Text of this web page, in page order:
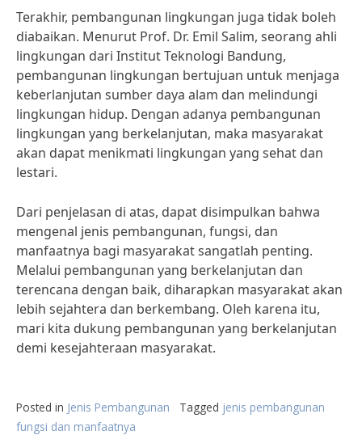
Terakhir, pembangunan lingkungan juga tidak boleh
diabaikan. Menurut Prof. Dr. Emil Salim, seorang ahli
lingkungan dari Institut Teknologi Bandung,
pembangunan lingkungan bertujuan untuk menjaga
keberlanjutan sumber daya alam dan melindungi
lingkungan hidup. Dengan adanya pembangunan
lingkungan yang berkelanjutan, maka masyarakat
akan dapat menikmati lingkungan yang sehat dan
lestari.
Dari penjelasan di atas, dapat disimpulkan bahwa
mengenal jenis pembangunan, fungsi, dan
manfaatnya bagi masyarakat sangatlah penting.
Melalui pembangunan yang berkelanjutan dan
terencana dengan baik, diharapkan masyarakat akan
lebih sejahtera dan berkembang. Oleh karena itu,
mari kita dukung pembangunan yang berkelanjutan
demi kesejahteraan masyarakat.
Posted in Jenis Pembangunan Tagged jenis pembangunan
fungsi dan manfaatnya